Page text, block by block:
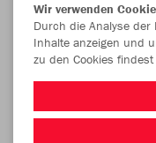
Wir verwenden
Durch die Analyse
Inhalte anzeigen und
zu den Cookies